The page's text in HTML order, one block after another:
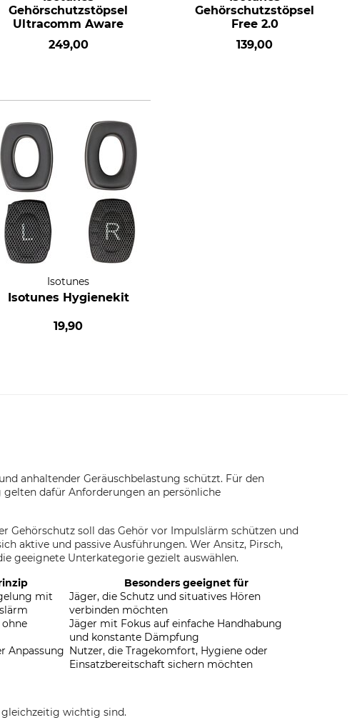
Gehörschutzstöpsel
Ultracomm Aware
249,00
Gehörschutzstöpsel
Free 2.0
139,00
Isotunes
Isotunes Hygienekit
19,90
anhaltender Geräuschbelastung schützt. Für den
dafür Anforderungen an persönliche
Gehörschutz soll das Gehör vor Impulslärm schützen und
aktive und passive Ausführungen. Wer Ansitz, Pirsch,
geeignete Unterkategorie gezielt auswählen.
Besonders geeignet für
mit
Jäger, die Schutz und situatives Hören
verbinden möchten
Jäger mit Fokus auf einfache Handhabung
und konstante Dämpfung
Anpassung Nutzer, die Tragekomfort, Hygiene oder
Einsatzbereitschaft sichern möchten
gleichzeitig wichtig sind.